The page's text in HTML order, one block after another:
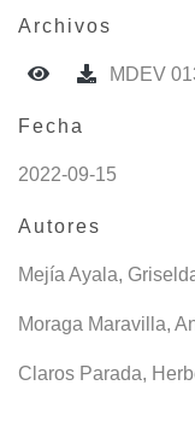
Archivos
MDEV
Fecha
2022-09-15
Autores
Mejía Ayala,
Moraga Maravilla,
Claros Parada,